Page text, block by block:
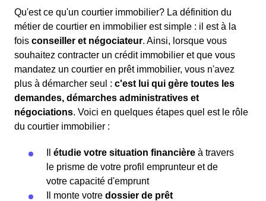
Qu'est ce qu'un courtier immobilier? La définition du
métier de courtier en immobilier est simple : il est à la
fois conseiller et négociateur. Ainsi, lorsque vous
souhaitez contracter un crédit immobilier et que vous
mandatez un courtier en prêt immobilier, vous n'avez
plus à démarcher seul : c'est lui qui gère toutes les
demandes, démarches administratives et
négociations. Voici en quelques étapes quel est le rôle
du courtier immobilier :
étudie votre situation financière à travers
le prisme de votre profil emprunteur et de
votre capacité d'emprunt
Il monte votre dossier de prêt